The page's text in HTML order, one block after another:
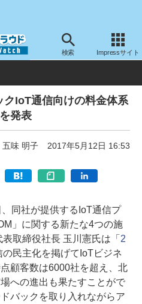
検索 Impressサイト
通信インフラ
クIoT通信向けの料金体系
発表
五味 明子 2017年5月12日 16:53
同社が提供するIoT通信プ
」に関する新たな4つの施
取締役社長 玉川憲氏は「 2
の民主化を掲げてIoTビジネ
顧客数は6000社を超え、北
への進出も果たすことがで
バックを取り入れながらア